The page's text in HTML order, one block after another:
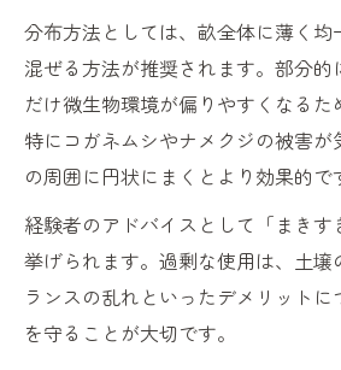
分布方法としては、畝全体に薄く均
混ぜる方法が推奨されます。部分的
だけ微生物環境が偏りやすくなるた
特にコガネムシやナメクジの被害
の周囲に円状にまくとより効果的で
経験者のアドバイスとして「まきす
挙げられます。過剰な使用は、土壌
ランスの乱れといったデメリット
を守ることが大切です。